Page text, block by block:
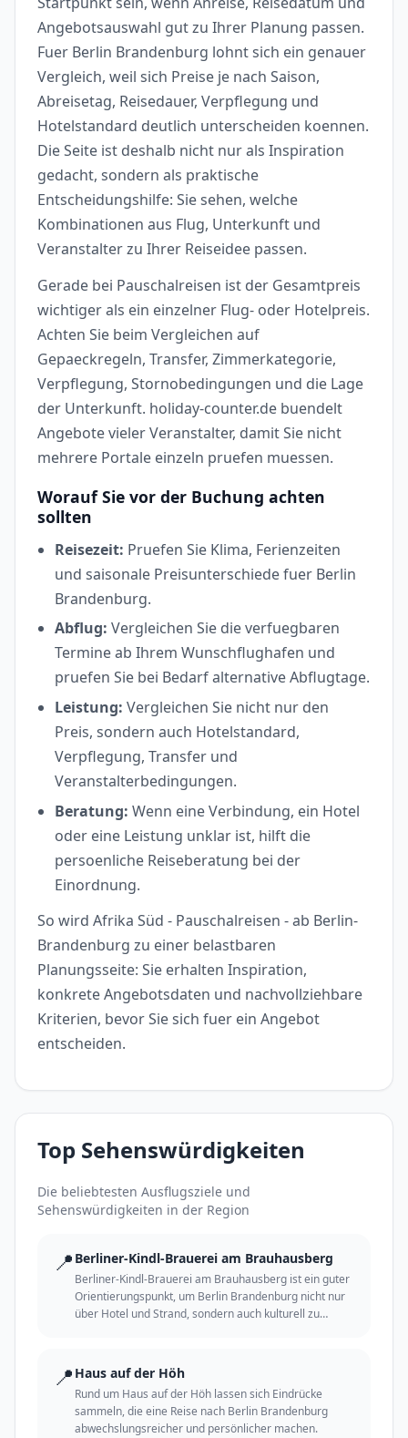
Angebotsauswahl gut zu Ihrer Planung passen.
Fuer Berlin Brandenburg lohnt sich ein genauer
Vergleich, weil sich Preise je nach Saison,
Abreisetag, Reisedauer, Verpflegung und
Hotelstandard deutlich unterscheiden koennen.
Die Seite ist deshalb nicht nur als Inspiration
gedacht, sondern als praktische
Entscheidungshilfe: Sie sehen, welche
Kombinationen aus Flug, Unterkunft und
Veranstalter zu Ihrer Reiseidee passen.
Gerade bei Pauschalreisen ist der Gesamtpreis
wichtiger als ein einzelner Flug- oder Hotelpreis.
Achten Sie beim Vergleichen auf
Gepaeckregeln, Transfer, Zimmerkategorie,
Verpflegung, Stornobedingungen und die Lage
der Unterkunft. holiday-counter.de buendelt
Angebote vieler Veranstalter, damit Sie nicht
mehrere Portale einzeln pruefen muessen.
Worauf Sie vor der Buchung achten
sollten
Reisezeit: Pruefen Sie Klima, Ferienzeiten
und saisonale Preisunterschiede fuer Berlin
Brandenburg.
Abflug: Vergleichen Sie die verfuegbaren
Termine ab Ihrem Wunschflughafen und
pruefen Sie bei Bedarf alternative Abflugtage.
Leistung: Vergleichen Sie nicht nur den
Preis, sondern auch Hotelstandard,
Verpflegung, Transfer und
Veranstalterbedingungen.
Beratung: Wenn eine Verbindung, ein Hotel
oder eine Leistung unklar ist, hilft die
persoenliche Reiseberatung bei der
Einordnung.
So wird Afrika Süd - Pauschalreisen - ab Berlin-
Brandenburg zu einer belastbaren
Planungsseite: Sie erhalten Inspiration,
konkrete Angebotsdaten und nachvollziehbare
Kriterien, bevor Sie sich fuer ein Angebot
entscheiden.
Top Sehenswürdigkeiten
Die beliebtesten Ausflugsziele und
Sehenswürdigkeiten in der Region
📍 Berliner-Kindl-Brauerei am Brauhausberg
Berliner-Kindl-Brauerei am Brauhausberg ist ein guter
Orientierungspunkt, um Berlin Brandenburg nicht nur
über Hotel und Strand, sondern auch kulturell zu
📍 Haus auf der Höh
Rund um Haus auf der Höh lassen sich Eindrücke
sammeln, die eine Reise nach Berlin Brandenburg
abwechslungsreicher und persönlicher machen.